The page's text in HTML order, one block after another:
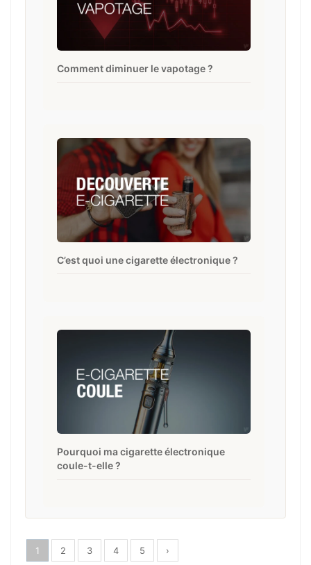
Comment diminuer le vapotage ?
C’est quoi une cigarette électronique ?
Pourquoi ma cigarette électronique
coule-t-elle ?
1 2 3 4 5 ›